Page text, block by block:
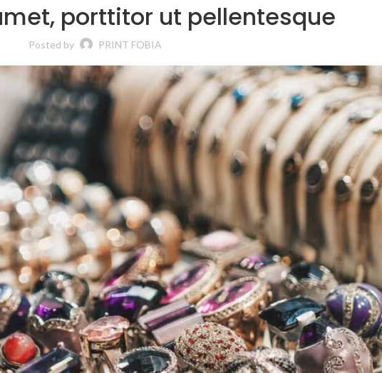
porttitor ut pellentesque
Posted by PRINT FOBIA